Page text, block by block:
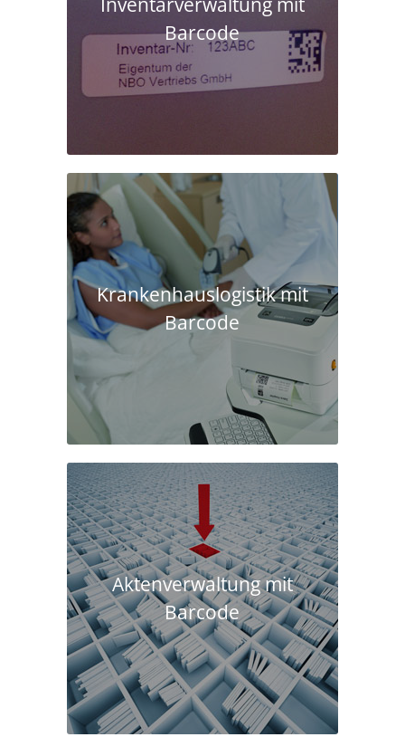
Barcode
Krankenhaus­logistik mit
Barcode
Aktenverwaltung mit
Barcode